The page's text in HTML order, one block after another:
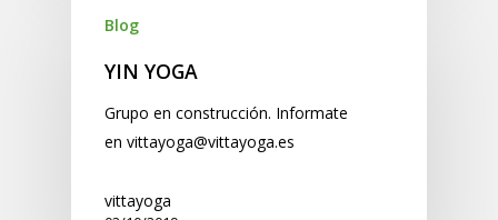
Blog
YIN YOGA
Grupo en construcción. Informate
en vittayoga@vittayoga.es
vittayoga